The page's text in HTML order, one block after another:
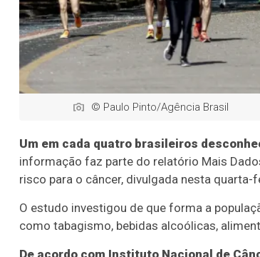
© Paulo Pinto/Agência Brasil
Um em cada quatro brasileiros
informação faz parte do relatório Mais
risco para o câncer, divulgada nesta quarta-
O estudo investigou de que forma a
como tabagismo, bebidas alcoólicas,